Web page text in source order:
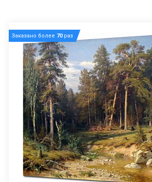
Заказано более 70раз